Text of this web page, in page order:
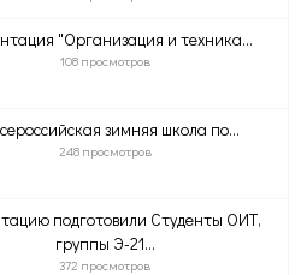
"Организация и техника...
108 просмотров
зимняя школа по...
248 просмотров
подготовили Студенты ОИТ,
группы Э-21...
372 просмотров